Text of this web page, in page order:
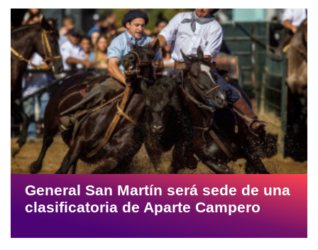
General San Martín será sede de una
clasificatoria de Aparte Campero